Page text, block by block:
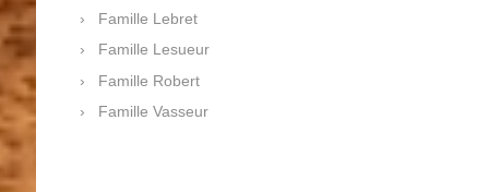
Famille Lebret
Famille Lesueur
Famille Robert
Famille Vasseur